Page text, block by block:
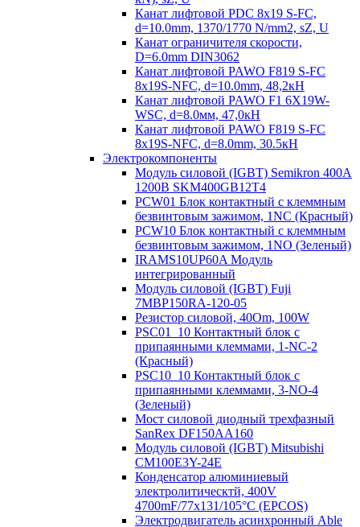
Канат лифтовой PDC 8x19 S-FC,
d=10.0mm, 1370/1770 N/mm2, sZ, U
Канат ограничителя скорости,
D=6.0mm DIN3062
Канат лифтовой PAWO F819 S-FC
8х19S-NFC, d=10.0mm, 48,2кН
Канат лифтовой PAWO F1 6X19W-
WSC, d=8.0мм, 47,0кН
Канат лифтовой PAWO F819 S-FC
8х19S-NFC, d=8.0mm, 30.5кН
Электрокомпоненты
Модуль силовой (IGBT) Semikron 400А
1200В SKM400GB12T4
PCW01 Блок контактный с клеммным
безвинтовым зажимом, 1NC (Красный)
PCW10 Блок контактный с клеммным
безвинтовым зажимом, 1NO (Зеленый)
IRAMS10UP60A Модуль
интегрированный
Модуль силовой (IGBT) Fuji
7MBP150RA-120-05
Резистор силовой, 40Om, 100W
PSC01_10 Контактный блок с
припаянными клеммами, 1-NC-2
(Красный)
PSC10_10 Контактный блок с
припаянными клеммами, 3-NO-4
(Зеленый)
Мост силовой диодный трехфазный
SanRex DF150AA160
Модуль силовой (IGBT) Mitsubishi
CM100E3Y-24E
Конденсатор алюминиевый
электролитическтй, 400V
4700mF/77x131/105°C (EPCOS)
Электродвигатель асинхронный Able